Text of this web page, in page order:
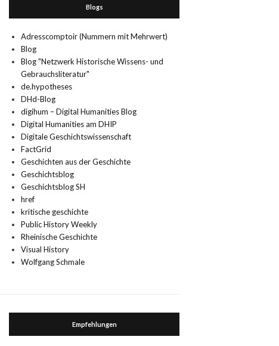
Blogs
Adresscomptoir (Nummern mit Mehrwert)
Blog
Blog "Netzwerk Historische Wissens- und
Gebrauchsliteratur"
de.hypotheses
DHd-Blog
digihum – Digital Humanities Blog
Digital Humanities am DHIP
Digitale Geschichtswissenschaft
FactGrid
Geschichten aus der Geschichte
Geschichtsblog
Geschichtsblog SH
href
kritische geschichte
Public History Weekly
Rheinische Geschichte
Visual History
Wolfgang Schmale
Empfehlungen